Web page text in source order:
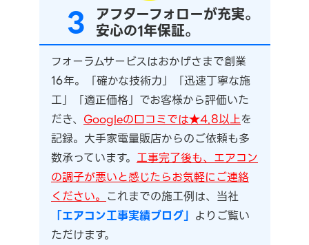
3 アフターフォローが充実。
安心の1年保証。
フォーラムサービスはおかげさまで創業
16年。「確かな技術力」「迅速丁寧な施
工」「適正価格」でお客様から評価いた
だき、 Googleの口コミでは★4.8以上を
記録。大手家電量販店からのご依頼も多
数承っています。 工事完了後も、エアコン
の調子が悪いと感じたらお気軽にご連絡
ください。これまでの施工例は、当社
「エアコン工事実績ブログ」 よりご覧い
ただけます。